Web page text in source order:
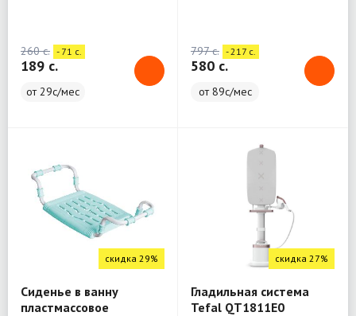
260 c. - 71 c.
189 c.
от 29с/мес
797 c. - 217 c.
580 c.
от 89с/мес
скидка 29%
Сиденье в ванну
пластмассовое
скидка 27%
Гладильная система
Tefal QT1811E0